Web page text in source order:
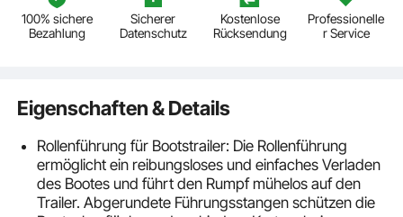
100% sichere
Bezahlung
Sicherer
Datenschutz
Kostenlose
Rücksendung
Professionelle
r Service
Eigenschaften & Details
Rollenführung für Bootstrailer: Die Rollenführung
ermöglicht ein reibungsloses und einfaches Verladen
des Bootes und führt den Rumpf mühelos auf den
Trailer. Abgerundete Führungsstangen schützen die